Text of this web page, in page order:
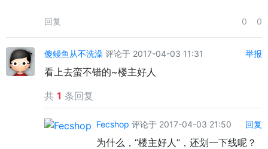
回复 0 0
傻鳗鱼从不洗澡 评论于 2017-04-03 11:31 举报
看上去蛮不错的~楼主好人
共 1 条回复
Fecshop 评论于 2017-04-03 21:50 回复
为什么，“楼主好人”，还划一下线呢？